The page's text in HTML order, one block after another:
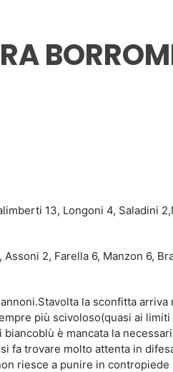
13, Longoni 4, Saladini
2, Farella 6, Manzon 6,
la sconfitta arriva
più scivoloso(quasi ai limiti
è mancata la
fa trovare molto attenta in
riesce a punire in